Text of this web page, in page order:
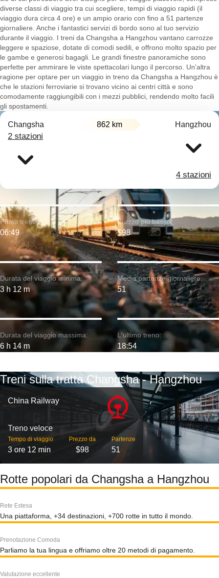
diverse classi di viaggio tra cui scegliere, tempi di viaggio rapidi (il
viaggio dura circa 4 ore) e un ampio orario con fino a 51 partenze
giornaliere. Anche i fantastici servizi di bordo sono al tuo servizio
durante il viaggio. I treni da Changsha a Hangzhou vantano carrozze
leggere e spaziose, dotate di comodi sedili, e offrono molto spazio per
le gambe e generosi bagagli. Le grandi finestre panoramiche sono
perfette per ammirare le viste spettacolari lungo il percorso. Un'altra
ragione per optare per un viaggio in treno da Changsha a Hangzhou è
che le stazioni ferroviarie si trovano vicino ai centri città e sono
comodamente raggiungibili con i mezzi pubblici, rendendo molto facili
gli spostamenti.
Changsha 862 km Hangzhou
2 stazioni
4 stazioni
Durata del viaggio minima:
3 h 12 m
Primo treno:
06:49
Durata del viaggio massima:
6 h 14 m
Prezzo più basso:
$98
Media partenze giornaliere:
51
L'ultimo treno:
18:54
Treni sulla tratta Changsha - Hangzhou
China Railway
Treno veloce
Tempo di viaggio
3 ore 12 min
Prezzo da
$98
Partenze
51
Rotte popolari da Changsha a Hangzhou
Rete Estesa
Una piattaforma, +34 destinazioni, +700 rotte in tutto il mondo.
Prenotazione Comoda
Parliamo la tua lingua e offriamo oltre 20 metodi di pagamento.
Valutazione eccellente